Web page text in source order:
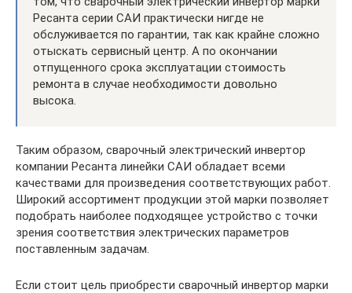
Ресанта серии САИ практически нигде не
обслуживается по гарантии, так как крайне сложно
отыскать сервисный центр. А по окончании
отпущенного срока эксплуатации стоимость
ремонта в случае необходимости довольно
высока.
Таким образом, сварочный электрический инвертор
компании Ресанта линейки САИ обладает всеми
качествами для произведения соответствующих работ.
Широкий ассортимент продукции этой марки позволяет
подобрать наиболее подходящее устройство с точки
зрения соответствия электрических параметров
поставленным задачам.
Если стоит цель приобрести сварочный инвертор марки